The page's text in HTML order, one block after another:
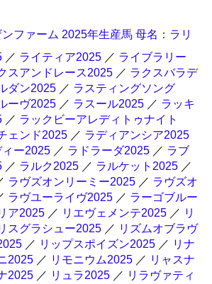
ファーム 2025年生産馬 母名：ラリ
／ ライティア2025 ／ ライブラリー
スアンドレース2025 ／ ラクスバラデ
ダン2025 ／ ラスティングソング
ーヴ2025 ／ ラスール2025 ／ ラッキ
／ ラックビーアレディトゥナイト
ェンド2025 ／ ラディアンシア2025
ー2025 ／ ラドラーダ2025 ／ ラブ
／ ラルク2025 ／ ラルケット2025 ／
ラヴズオンリーミー2025 ／ ラヴズオ
ラヴユーライヴ2025 ／ ラーゴブルー
ア2025 ／ リエヴェメンテ2025 ／ リ
スグラシュー2025 ／ リズムオブラヴ
／ リップスポイズン2025 ／ リナ
2025 ／ リモニウム2025 ／ リャスナ
2025 ／ リュラ2025 ／ リラヴァティ